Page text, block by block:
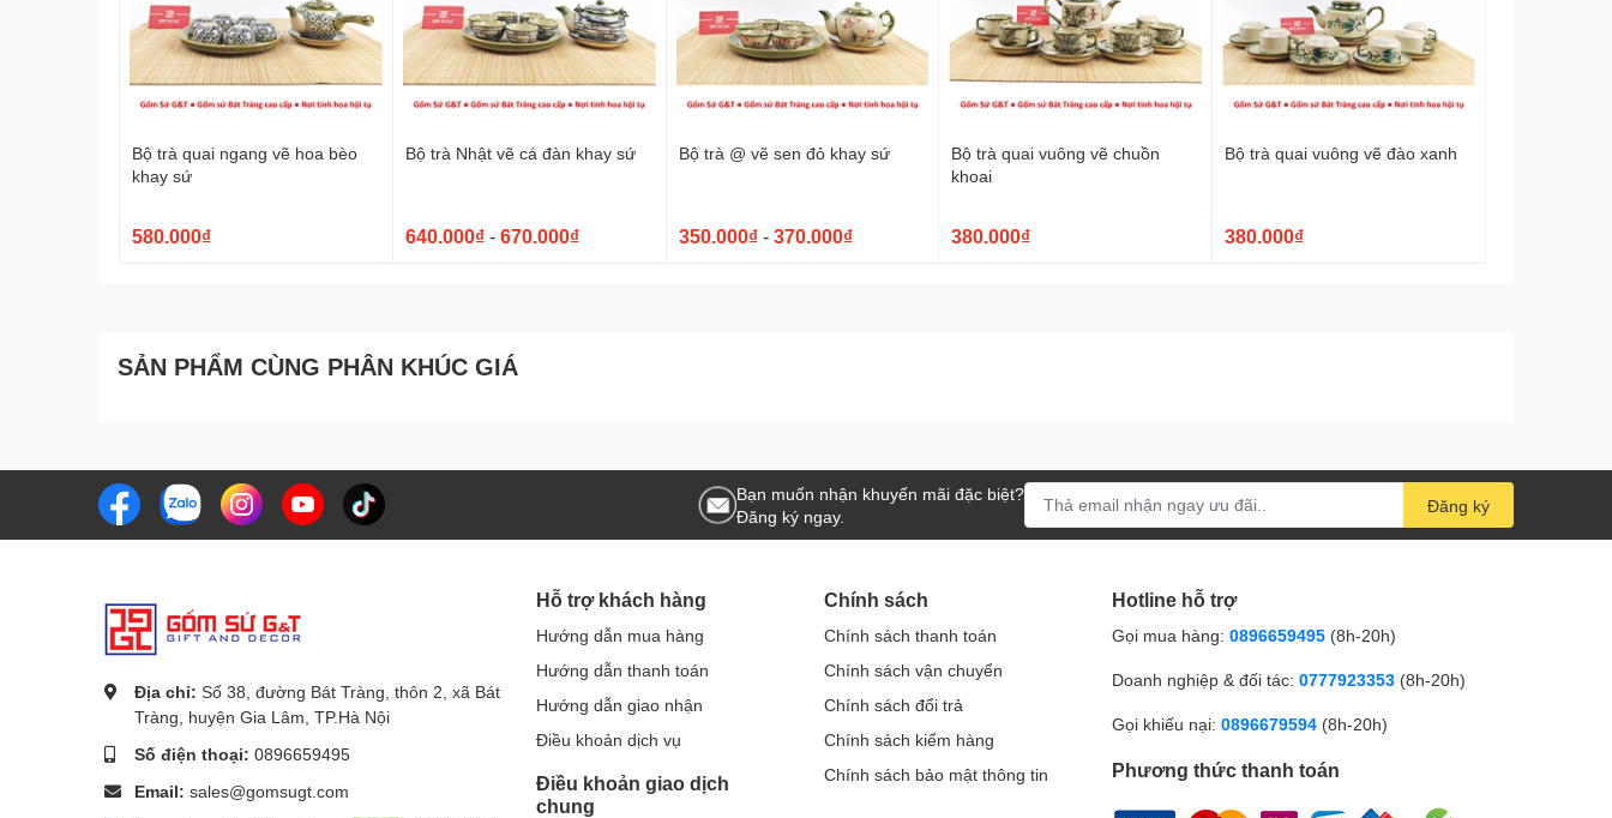
Bộ trà quai ngang vẽ hoa bèo
khay sứ
580.000₫
Bộ trà Nhật vẽ cá đàn khay sứ
640.000₫- 670.000₫
Bộ trà @ vẽ sen đỏ khay sứ
350.000₫- 370.000₫
Bộ trà quai vuông vẽ chuồn
khoai
380.000₫
Bộ trà quai vuông vẽ đào xanh
380.000₫
SẢN PHẨM CÙNG PHÂN KHÚC GIÁ
Bạn muốn nhận khuyến mãi đặc biệt?
Đăng ký ngay.
Đăng ký
Địa chỉ: Số 38, đường Bát Tràng, thôn 2, xã Bát
Tràng, huyện Gia Lâm, TP.Hà Nội
Số điện thoại: 0896659495
Email: sales@gomsugt.com
Hỗ trợ khách hàng
Hướng dẫn mua hàng
Hướng dẫn thanh toán
Hướng dẫn giao nhận
Điều khoản dịch vụ
Điều khoản giao dịch
chung
Chính sách
Chính sách thanh toán
Chính sách vận chuyển
Chính sách đổi trả
Chính sách kiểm hàng
Chính sách bảo mật thông tin
Hotline hỗ trợ
Gọi mua hàng: 0896659495 (8h-20h)
Doanh nghiệp & đối tác: 0777923353 (8h-20h)
Gọi khiếu nại: 0896679594 (8h-20h)
Phương thức thanh toán